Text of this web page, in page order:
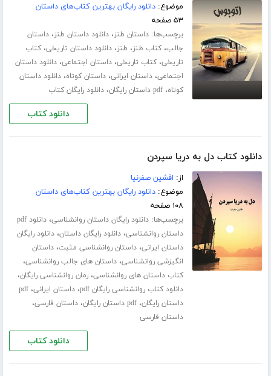
موضوع:دانلود رایگان بهترین کتاب‌های داستان
۵۳ صفحه
برچسب‌ها:داستان طنز،دانلود داستان طنز،داستان
جالب،کتاب طنز، طنز،دانلود داستان تاریخی،کتاب
تاریخی،کتاب تاریخی،داستان اجتماعی،دانلود داستان
اجتماعی،داستان ایرانی،داستان کوتاه،دانلود داستان
کوتاه،pdf داستان رایگان ،دانلود رایگان کتاب
دانلود کتاب
دانلود کتاب دل به دریا سپردن
از: افشین صفرنیا
موضوع:دانلود رایگان بهترین کتاب‌های داستان
۱۰۸ صفحه
برچسب‌ها:دانلود رایگان داستان روانشناسی،
دانلود pdf
داستان روانشناسی،دانلود رایگان داستان،دانلود رایگان
داستان ایرانی،داستان روانشناسی مثبت،داستان
انگیزشی روانشناسی،داستان های جالب روانشناسی،
کتاب داستان های روانشناسی،رمان روانشناسی رایگان،
دانلود کتاب روانشناسی رایگان pdf ،داستان ایرانی،pdf
داستان رایگان،pdf داستان رایگان ،داستان فارسی،
داستان فارسی
دانلود کتاب